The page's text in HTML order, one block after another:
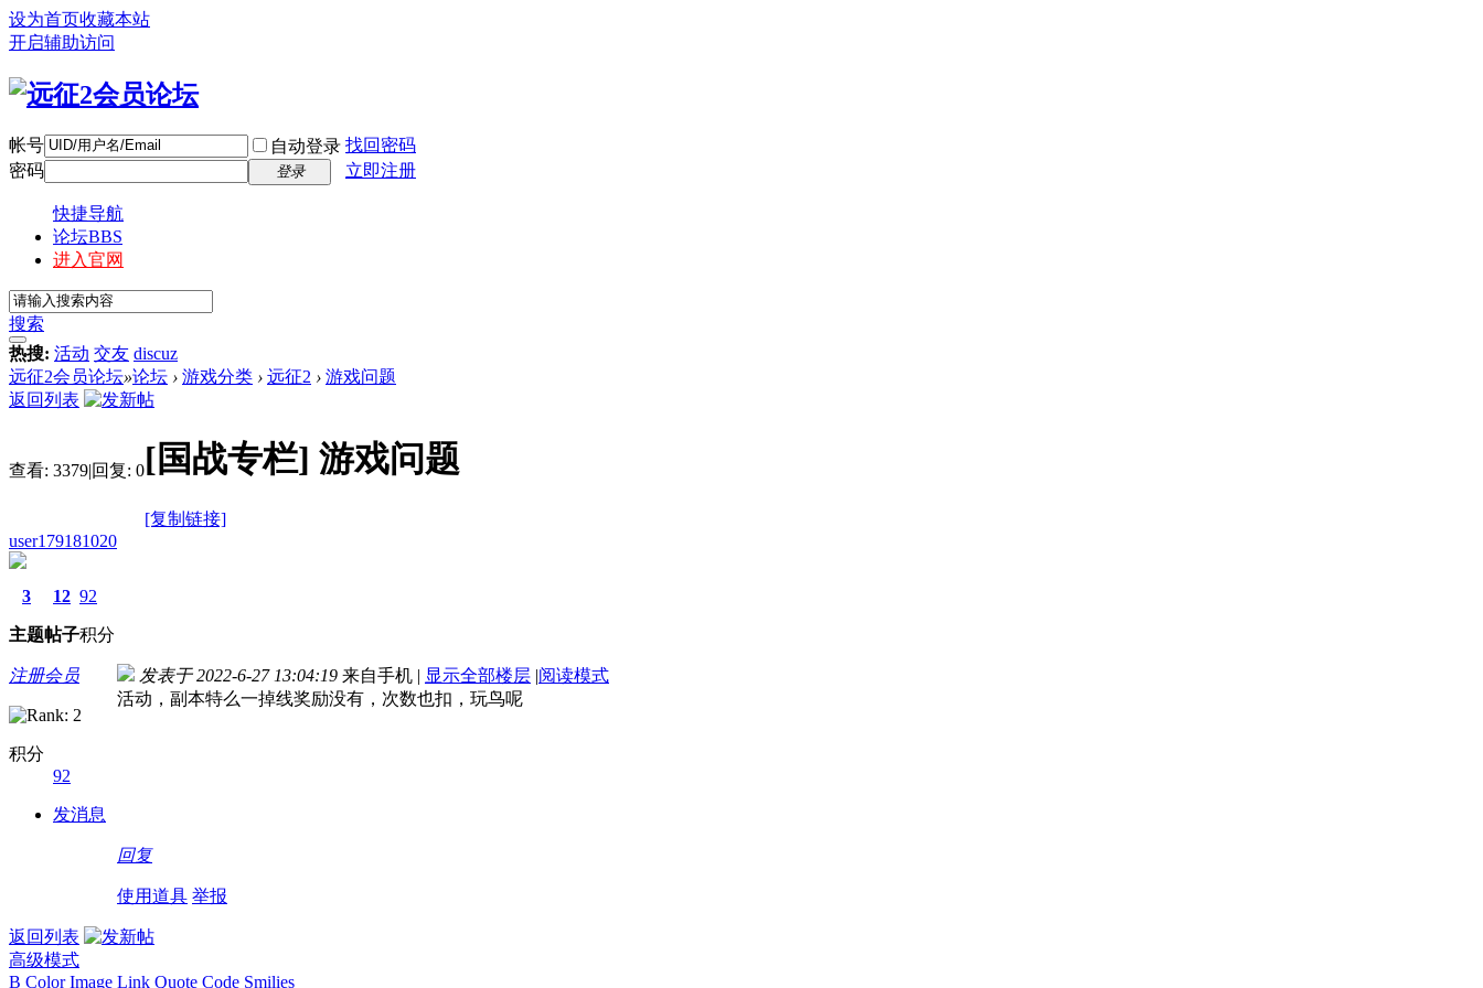
设为首页收藏本站
开启辅助访问
帐号 自动登录 找回密码
密码
登录 立即注册
快捷导航
论坛BBS
进入官网
搜索
热搜: 活动 交友 discuz
远征2会员论坛»论坛 › 游戏分类 › 远征2 › 游戏问题
返回列表
查看: 3379|回复: 0[国战专栏] 游戏问题
[复制链接]
user179181020
3
主题
12
帖子
92
积分
注册会员
积分
92
发消息
发表于 2022-6-27 13:04:19 来自手机 | 显示全部楼层 |阅读模式
活动，副本特么一掉线奖励没有，次数也扣，玩鸟呢
回复
使用道具 举报
返回列表
高级模式
B Color Image Link Quote Code Smilies